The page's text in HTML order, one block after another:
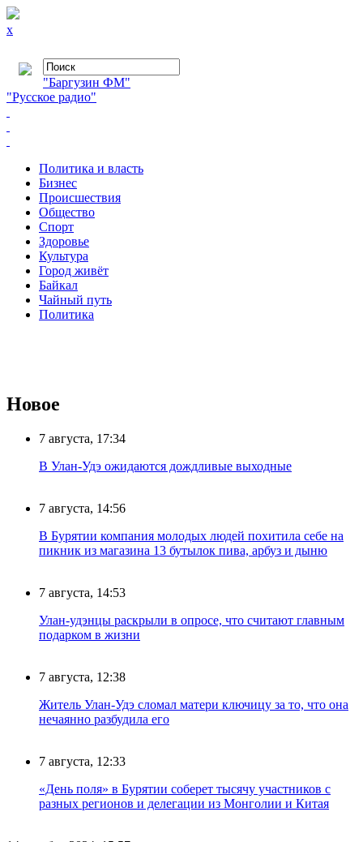
x
"Баргузин ФМ"
"Русское радио"
Политика и власть
Бизнес
Происшествия
Общество
Cпорт
Здоровье
Культура
Город живёт
Байкал
Чайный путь
Политика
Новое
7 августа, 17:34
В Улан-Удэ ожидаются дождливые выходные
7 августа, 14:56
В Бурятии компания молодых людей похитила себе на
пикник из магазина 13 бутылок пива, арбуз и дыню
7 августа, 14:53
Улан-удэнцы раскрыли в опросе, что считают главным
подарком в жизни
7 августа, 12:38
Житель Улан-Удэ сломал матери ключицу за то, что она
нечаянно разбудила его
7 августа, 12:33
«День поля» в Бурятии соберет тысячу участников с
разных регионов и делегации из Монголии и Китая